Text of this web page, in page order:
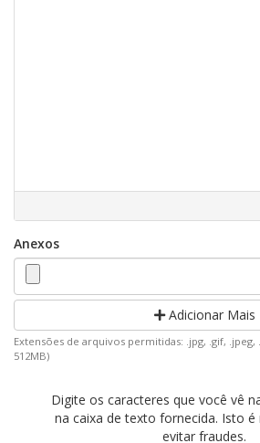
Anexos
Adicionar Mais
Extensões de arquivos permitidas: .jpg, .gif, .jpeg,
512MB)
Digite os caracteres que você vê
na caixa de texto fornecida. Isto é
evitar fraudes.